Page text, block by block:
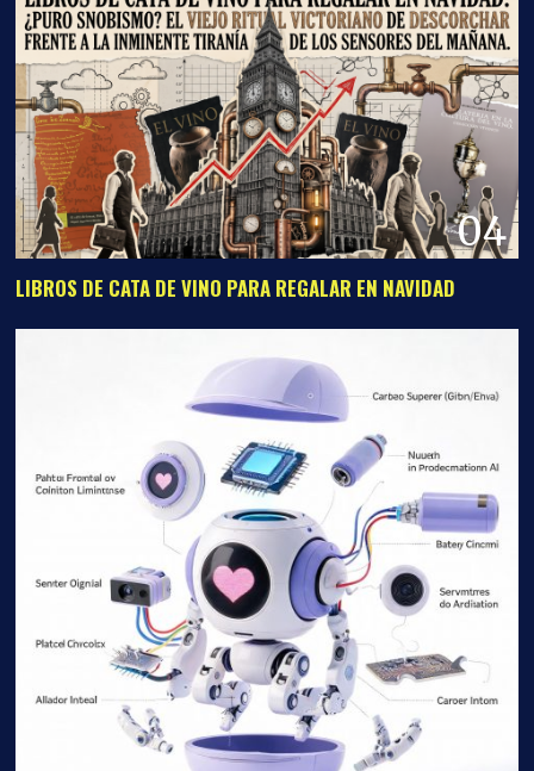
04
LIBROS DE CATA DE VINO PARA REGALAR EN NAVIDAD